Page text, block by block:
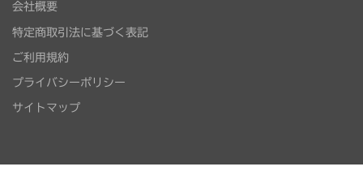
会社概要
特定商取引法に基づく表記
ご利用規約
プライバシーポリシー
サイトマップ